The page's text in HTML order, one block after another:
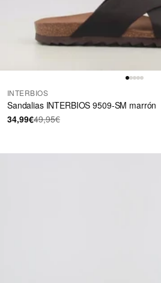
INTERBIOS
Sandalias INTERBIOS 9509-SM marrón
34,99€49,95€